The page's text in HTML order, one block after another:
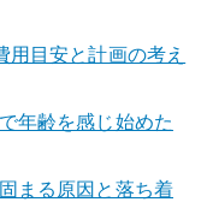
目安と計画の考え
年齢を感じ始めた
まる原因と落ち着